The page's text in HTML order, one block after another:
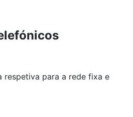
respetiva para a rede fixa e